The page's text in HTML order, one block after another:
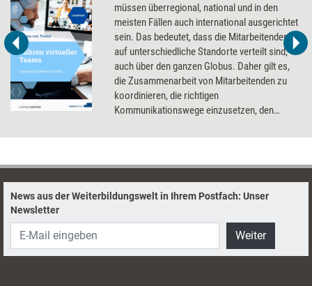
müssen überregional, national und in den
meisten Fällen auch international ausgerichtet
sein. Das bedeutet, dass die Mitarbeitenden
auf unterschiedliche Standorte verteilt sind,
auch über den ganzen Globus. Daher gilt es,
die Zusammenarbeit von Mitarbeitenden zu
koordinieren, die richtigen
Kommunikationswege einzusetzen, den
einzelnen Teammitglieder im Auge zu
News aus der Weiterbildungswelt in Ihrem Postfach: Unser
Newsletter
Weiter